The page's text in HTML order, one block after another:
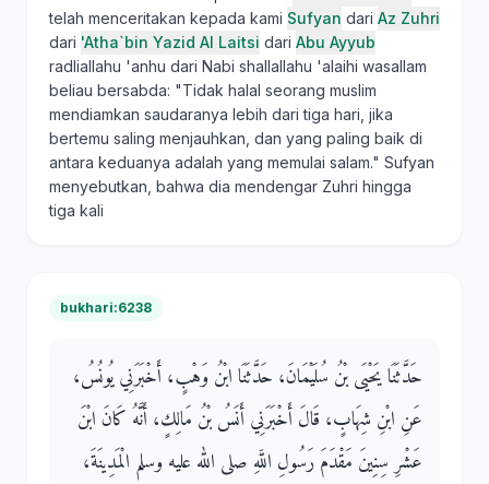
telah menceritakan kepada kami Sufyan dari Az Zuhri
dari 'Atha`bin Yazid Al Laitsi dari Abu Ayyub
radliallahu 'anhu dari Nabi shallallahu 'alaihi wasallam
beliau bersabda: "Tidak halal seorang muslim
mendiamkan saudaranya lebih dari tiga hari, jika
bertemu saling menjauhkan, dan yang paling baik di
antara keduanya adalah yang memulai salam." Sufyan
menyebutkan, bahwa dia mendengar Zuhri hingga
tiga kali
bukhari:6238
حَدَّثَنَا يَحْيَى بْنُ سُلَيْمَانَ، حَدَّثَنَا ابْنُ وَهْبٍ، أَخْبَرَنِي يُونُسُ،
عَنِ ابْنِ شِهَابٍ، قَالَ أَخْبَرَنِي أَنَسُ بْنُ مَالِكٍ، أَنَّهُ كَانَ ابْنَ
عَشْرِ سِنِينَ مَقْدَمَ رَسُولِ اللَّهِ صلى الله عليه وسلم الْمَدِينَةَ،